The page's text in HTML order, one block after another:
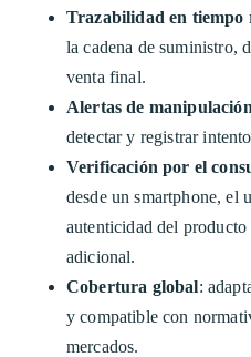
Trazabilidad en tiempo
la cadena de suministro,
venta final.
Alertas de manipulación
detectar y registrar
Verificación por el
desde un smartphone, el
autenticidad del
adicional.
Cobertura global:
y compatible con
mercados.